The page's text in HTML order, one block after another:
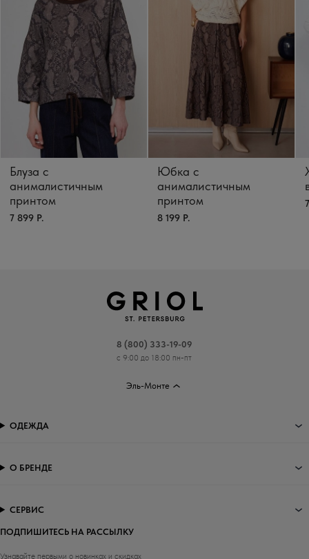
Блуза с
анималистичным
принтом
7 899 Р.
Юбка с
анималистичным
принтом
8 199 Р.
8 (800) 333-19-09
с 9:00 до 18:00 пн-пт
Эль-Монте
ПОДПИШИТЕСЬ НА РАССЫЛКУ
Узнавайте первыми о новинках и скидках
ОДЕЖДА
О БРЕНДЕ
СЕРВИС